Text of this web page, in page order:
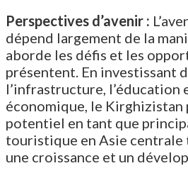
Perspectives d’avenir :
dépend largement de la
aborde les défis et les
présentent. En investissant
l’infrastructure,
économique, le
potentiel en tant que
touristique en Asie
une croissance et un